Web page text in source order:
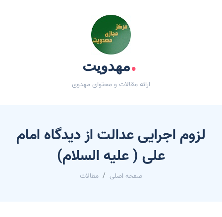
.مهدویت
ارائه مقالات و محتوای مهدوی
لزوم اجرایی عدالت از دیدگاه امام
علی ( علیه السلام)
صفحه اصلی مقالات